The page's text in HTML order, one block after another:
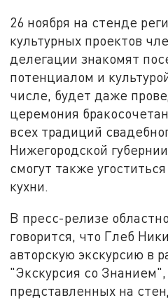
26 ноября на стенде
культурных проектов
делегации знакомят
потенциалом и
числе, будет даже
церемония
всех традиций
Нижегородской
смогут также
кухни.
В пресс-релизе
говорится, что Глеб
авторскую экскурсию в
"Экскурсия со Знанием",
представленных на